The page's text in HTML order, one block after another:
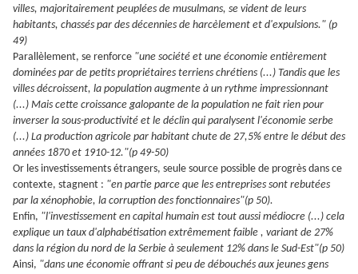
villes, majoritairement peuplées de musulmans, se vident de leurs
habitants, chassés par des décennies de harcèlement et d'expulsions." (p
49)
Parallèlement, se renforce "une société et une économie entièrement
dominées par de petits propriétaires terriens chrétiens (...) Tandis que les
villes décroissent, la population augmente à un rythme impressionnant
(...) Mais cette croissance galopante de la population ne fait rien pour
inverser la sous-productivité et le déclin qui paralysent l'économie serbe
(...) La production agricole par habitant chute de 27,5% entre le début des
années 1870 et 1910-12."(p 49-50)
Or les investissements étrangers, seule source possible de progrès dans ce
contexte, stagnent : "en partie parce que les entreprises sont rebutées
par la xénophobie, la corruption des fonctionnaires"(p 50).
Enfin, "l'investissement en capital humain est tout aussi médiocre (...) cela
explique un taux d'alphabétisation extrêmement faible , variant de 27%
dans la région du nord de la Serbie à seulement 12% dans le Sud-Est"(p 50)
Ainsi, "dans une économie offrant si peu de débouchés aux jeunes gens